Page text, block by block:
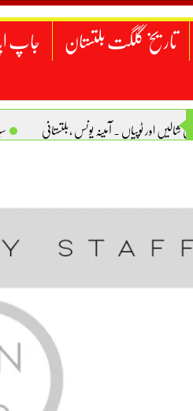
تاریخ گلگت بلتستان جاپ
بلتی شالیں اور ٹوپیاں . آمینہ یونس ،بلتستانی